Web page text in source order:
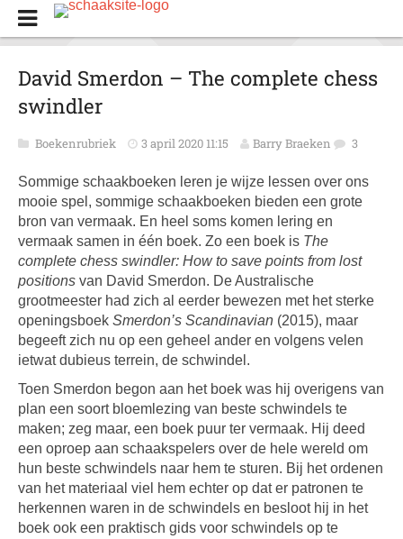
David Smerdon – The complete chess
swindler
Boekenrubriek 3 april 2020 11:15 Barry Braeken 3
Sommige schaakboeken leren je wijze lessen over ons
mooie spel, sommige schaakboeken bieden een grote
bron van vermaak. En heel soms komen lering en
vermaak samen in één boek. Zo een boek is The
complete chess swindler: How to save points from lost
positions van David Smerdon. De Australische
grootmeester had zich al eerder bewezen met het sterke
openingsboek Smerdon’s Scandinavian (2015), maar
begeeft zich nu op een geheel ander en volgens velen
ietwat dubieus terrein, de schwindel.
Toen Smerdon begon aan het boek was hij overigens van
plan een soort bloemlezing van beste schwindels te
maken; zeg maar, een boek puur ter vermaak. Hij deed
een oproep aan schaakspelers over de hele wereld om
hun beste schwindels naar hem te sturen. Bij het ordenen
van het materiaal viel hem echter op dat er patronen te
herkennen waren in de schwindels en besloot hij in het
boek ook een praktisch gids voor schwindels op te